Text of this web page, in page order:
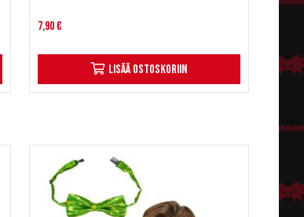
7,90 €
Lisää ostoskoriin